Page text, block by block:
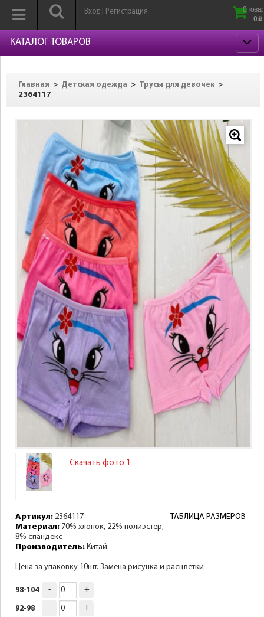
Вход Регистрация
0
0 p
КАТАЛОГ ТОВАРОВ
Главная > Детская одежда > Трусы для девочек >
2364117
Скачать фото 1
ТАБЛИЦА РАЗМЕРОВ
Артикул: 2364117
Материал: 70% хлопок, 22% полиэстер,
8% спандекс
Производитель: Китай
Цена за упаковку 10шт. Замена рисунка и расцветки
98-104 - +
92-98 - +